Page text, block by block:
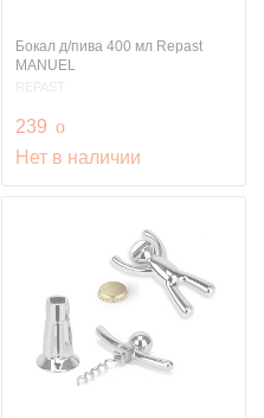
Бокал д/пива 400 мл Repast
MANUEL
REPAST
239 руб.
o
Нет в наличии